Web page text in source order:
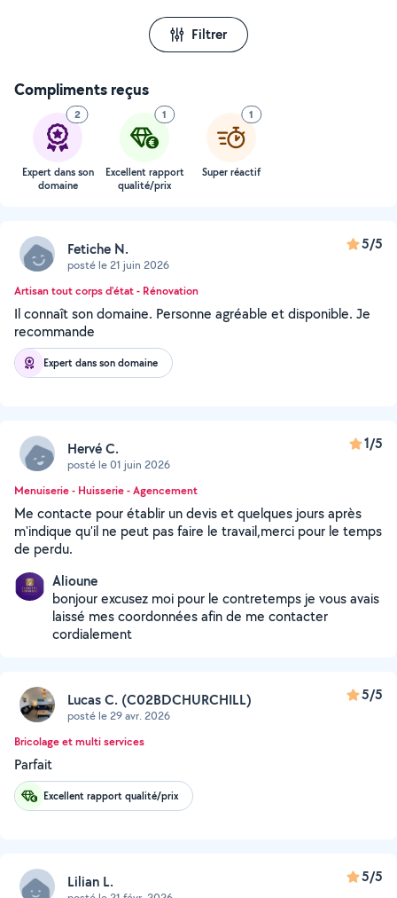
Filtrer
Compliments reçus
2
Expert dans son
domaine
1
Excellent rapport
qualité/prix
1
Super réactif
Fetiche N.
posté le 21 juin 2026
5/5
Artisan tout corps d'état - Rénovation
Il connaît son domaine. Personne agréable et disponible. Je
recommande
Expert dans son domaine
Hervé C.
posté le 01 juin 2026
1/5
Menuiserie - Huisserie - Agencement
Me contacte pour établir un devis et quelques jours après
m'indique qu'il ne peut pas faire le travail,merci pour le temps
de perdu.
Alioune
bonjour excusez moi pour le contretemps je vous avais
laissé mes coordonnées afin de me contacter
cordialement
Lucas C. (C02BDCHURCHILL)
posté le 29 avr. 2026
5/5
Bricolage et multi services
Parfait
Excellent rapport qualité/prix
Lilian L. 5/5